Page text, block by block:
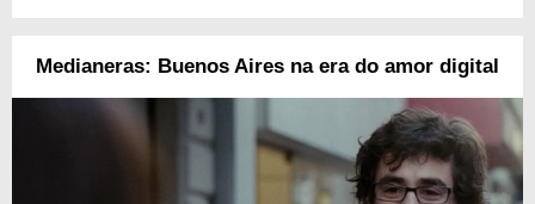
Medianeras: Buenos Aires na era do amor digital